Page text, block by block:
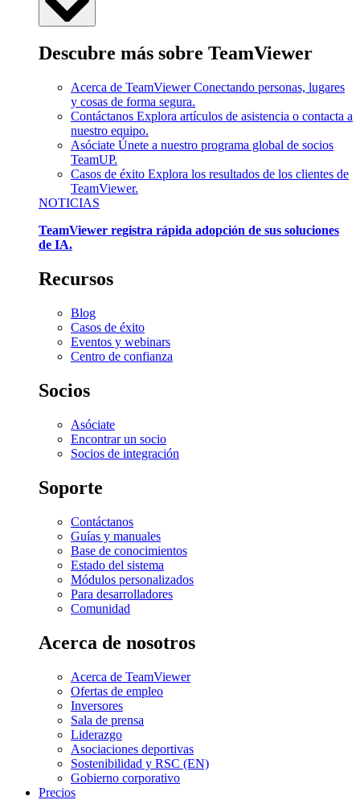
Descubre más sobre TeamViewer
Acerca de TeamViewer Conectando personas, lugares
y cosas de forma segura.
Contáctanos Explora artículos de asistencia o contacta a
nuestro equipo.
Asóciate Únete a nuestro programa global de socios
TeamUP.
Casos de éxito Explora los resultados de los clientes de
TeamViewer.
NOTICIAS
TeamViewer registra rápida adopción de sus soluciones
de IA.
Recursos
Blog
Casos de éxito
Eventos y webinars
Centro de confianza
Socios
Asóciate
Encontrar un socio
Socios de integración
Soporte
Contáctanos
Guías y manuales
Base de conocimientos
Estado del sistema
Módulos personalizados
Para desarrolladores
Comunidad
Acerca de nosotros
Acerca de TeamViewer
Ofertas de empleo
Inversores
Sala de prensa
Liderazgo
Asociaciones deportivas
Sostenibilidad y RSC (EN)
Gobierno corporativo
Precios